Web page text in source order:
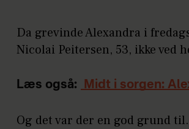
Da grevinde Alexandra i
Nicolai Peitersen, 53, ikke ved
Læs også: Midt i sorgen:
Og det var der en god grund til.